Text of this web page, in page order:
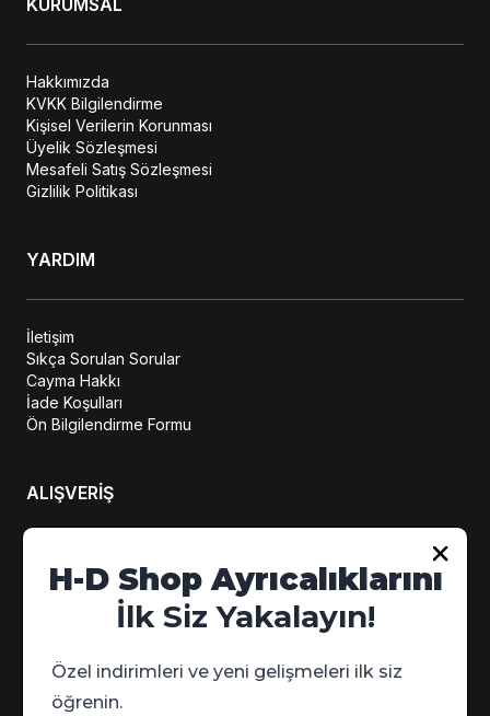
KURUMSAL
Hakkımızda
KVKK Bilgilendirme
Kişisel Verilerin Korunması
Üyelik Sözleşmesi
Mesafeli Satış Sözleşmesi
Gizlilik Politikası
YARDIM
İletişim
Sıkça Sorulan Sorular
Cayma Hakkı
İade Koşulları
Ön Bilgilendirme Formu
ALIŞVERİŞ
Hesabım
Sipariş Takip
Kampanya Detayları
H-D Shop Ayrıcalıklarını
İlk Siz Yakalayın!
Özel indirimleri ve yeni gelişmeleri ilk siz
öğrenin.